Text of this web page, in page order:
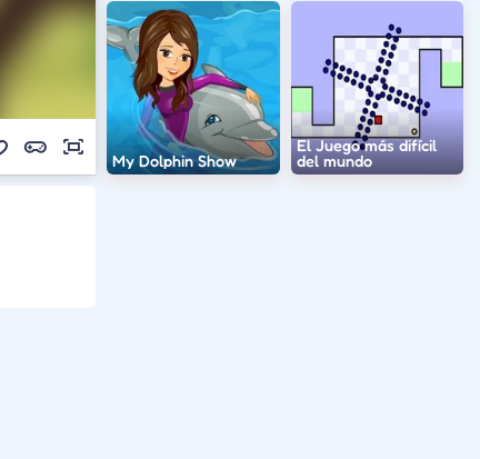
My Dolphin Show
El Juego más difícil
del mundo